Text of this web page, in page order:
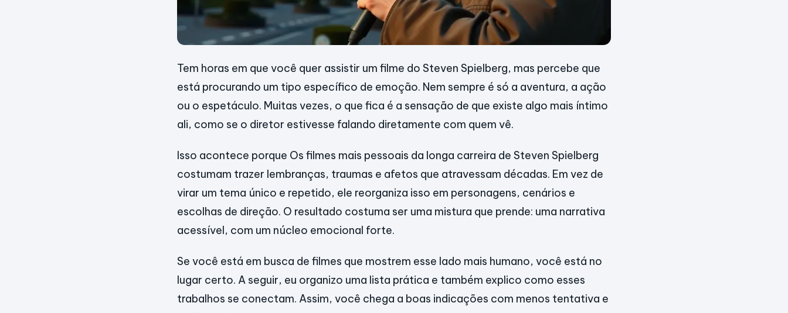
Tem horas em que você quer assistir um filme do Steven Spielberg, mas percebe que
está procurando um tipo específico de emoção. Nem sempre é só a aventura, a ação
ou o espetáculo. Muitas vezes, o que fica é a sensação de que existe algo mais íntimo
ali, como se o diretor estivesse falando diretamente com quem vê.
Isso acontece porque Os filmes mais pessoais da longa carreira de Steven Spielberg
costumam trazer lembranças, traumas e afetos que atravessam décadas. Em vez de
virar um tema único e repetido, ele reorganiza isso em personagens, cenários e
escolhas de direção. O resultado costuma ser uma mistura que prende: uma narrativa
acessível, com um núcleo emocional forte.
Se você está em busca de filmes que mostrem esse lado mais humano, você está no
lugar certo. A seguir, eu organizo uma lista prática e também explico como esses
trabalhos se conectam. Assim, você chega a boas indicações com menos tentativa e